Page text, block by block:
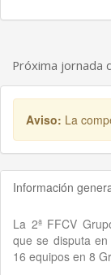
Próxima jornada
Aviso: La
Información
La 2ª FFCV
que se disputa
16 equipos en 8